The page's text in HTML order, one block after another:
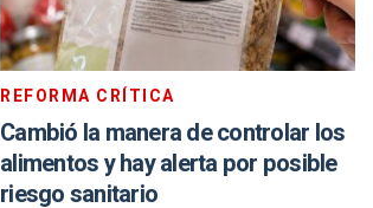
REFORMA CRÍTICA
Cambió la manera de controlar los
alimentos y hay alerta por posible
riesgo sanitario